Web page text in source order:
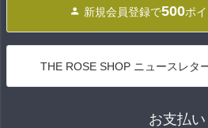
新規会員登録で500ポ
THE ROSE SHOP ニュースレタ
お支払い